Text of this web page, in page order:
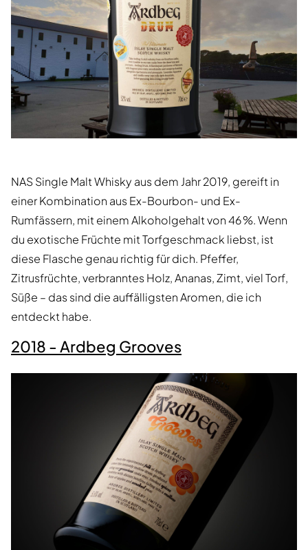
NAS Single Malt Whisky aus dem Jahr 2019, gereift in
einer Kombination aus Ex-Bourbon- und Ex-
Rumfässern, mit einem Alkoholgehalt von 46 %. Wenn
du exotische Früchte mit Torfgeschmack liebst, ist
diese Flasche genau richtig für dich. Pfeffer,
Zitrusfrüchte, verbranntes Holz, Ananas, Zimt, viel Torf,
Süße – das sind die auffälligsten Aromen, die ich
entdeckt habe.
2018 - Ardbeg Grooves